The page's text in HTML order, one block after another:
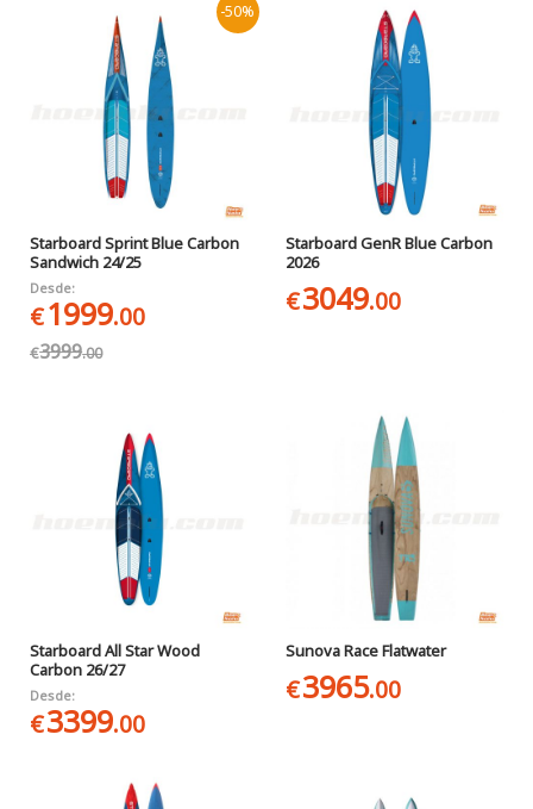
-50%
Starboard Sprint Blue Carbon
Sandwich 24/25
Desde:
€1999.00
€3999.00
Starboard GenR Blue Carbon
2026
€3049.00
Starboard All Star Wood
Carbon 26/27
Desde:
€3399.00
Sunova Race Flatwater
€3965.00